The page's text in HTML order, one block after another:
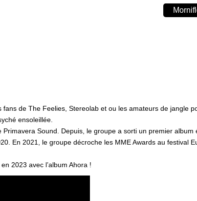
de The Feelies, Stereolab et ou les amateurs de jangle
ensoleillée.
Sound. Depuis, le groupe a sorti un premier album
En 2021, le groupe décroche les MME Awards au festival
2023 avec l’album Ahora !